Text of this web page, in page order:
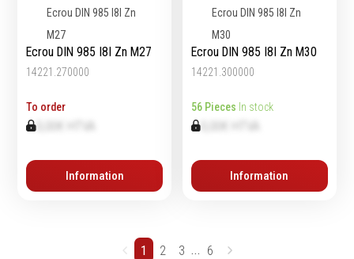
Ecrou DIN 985 I8I Zn M27
14221.270000
To order
0,00€ HTVA
Information
Ecrou DIN 985 I8I Zn M30
14221.300000
56 Pieces In stock
Information
1 2 3 ... 6